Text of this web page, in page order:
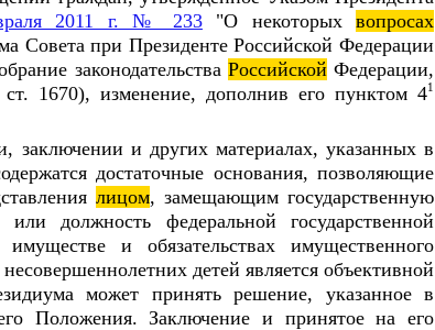
2011 г. № 233"О некоторыхвопросах
Совета при Президенте Российской Федерации
законодательства Российской Федерации,
1670), изменение, дополнив его пунктом 41
заключении и других материалах, указанных в
достаточные основания, позволяющие
лицом, замещающим государственную
должность федеральной государственной
и обязательствах имущественного
детей является объективной
может принять решение, указанное в
Положения. Заключение и принятое на его